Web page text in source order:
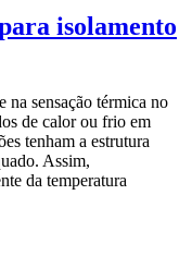
isolamento
na sensação térmica no
de calor ou frio em
tenham a estrutura
Assim,
da temperatura